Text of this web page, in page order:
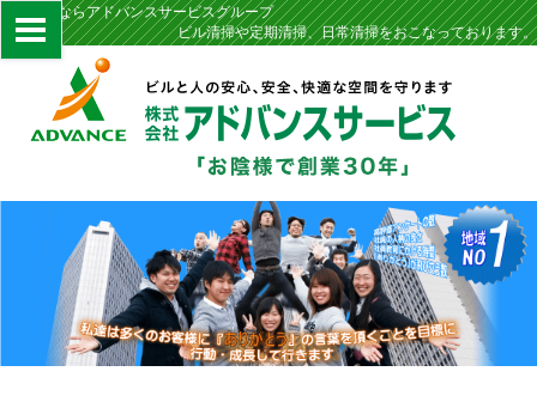
定期清掃ならアドバンスサービスグループ
ビル清掃や定期清掃、日常清掃をおこなっております。